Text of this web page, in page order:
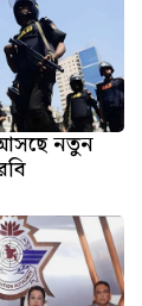
আসছে নতুন